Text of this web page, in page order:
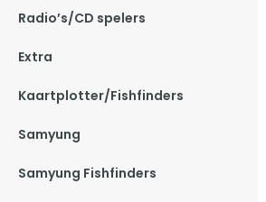
Radio’s/CD spelers
Extra
Kaartplotter/Fishfinders
Samyung
Samyung Fishfinders